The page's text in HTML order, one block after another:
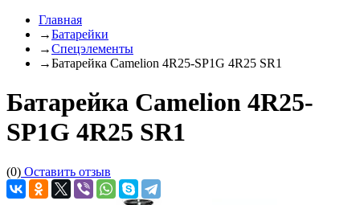
Главная
→Батарейки
→Спецэлементы
→Батарейка Camelion 4R25-SP1G 4R25 SR1
Батарейка Camelion 4R25-
SP1G 4R25 SR1
(0) Оставить отзыв